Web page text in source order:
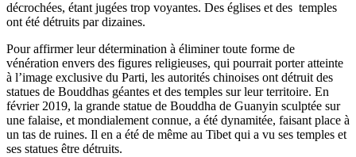
décrochées, étant jugées trop voyantes. Des églises et des temples
ont été détruits par dizaines.
Pour affirmer leur détermination à éliminer toute forme de
vénération envers des figures religieuses, qui pourrait porter atteinte
à l’image exclusive du Parti, les autorités chinoises ont détruit des
statues de Bouddhas géantes et des temples sur leur territoire. En
février 2019, la grande statue de Bouddha de Guanyin sculptée sur
une falaise, et mondialement connue, a été dynamitée, faisant place à
un tas de ruines. Il en a été de même au Tibet qui a vu ses temples et
ses statues être détruits.